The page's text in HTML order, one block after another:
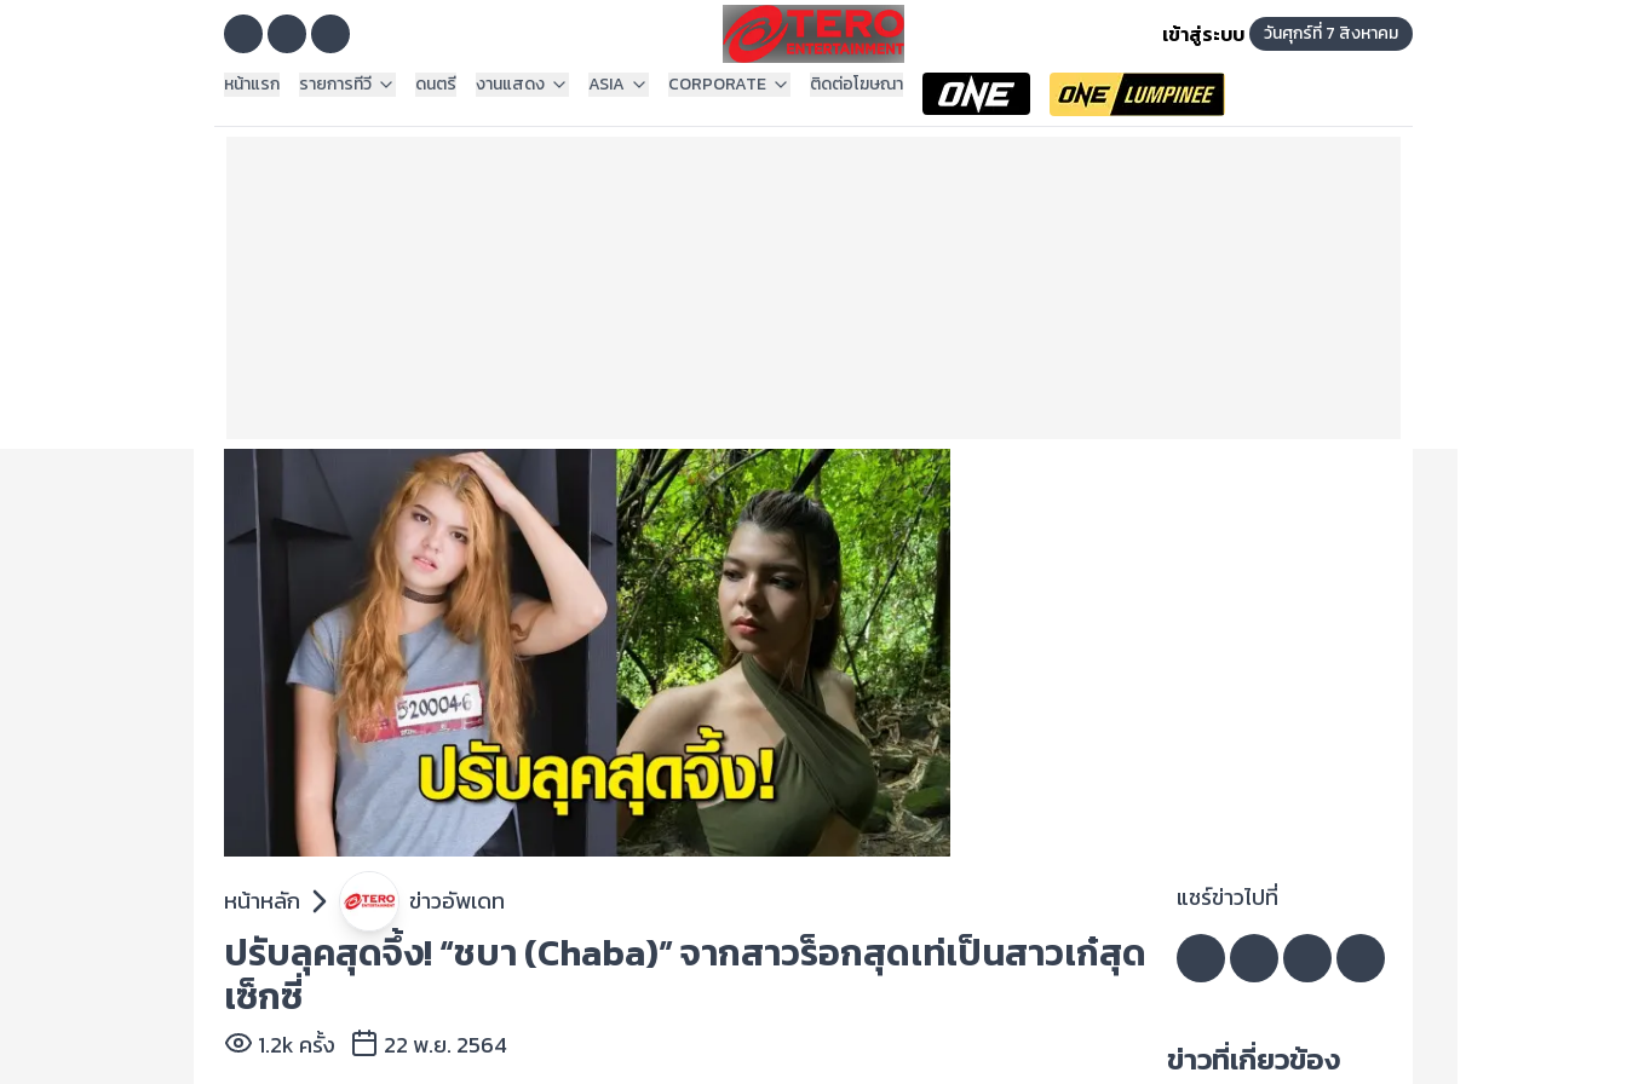
เข้าสู่ระบบ
วันศุกร์ที่ 7 สิงหาคม
หน้าแรก
รายการทีวี ดนตรี งานแสดง ASIA CORPORATE ติดต่อโฆษณา
หน้าหลัก ข่าวอัพเดท
ปรับลุคสุดจึ้ง! “ชบา (Chaba)” จากสาวร็อกสุดเท่เป็นสาวเก๋สุด
เซ็กซี่
1.2k ครั้ง 22 พ.ย. 2564
แชร์ข่าวไปที่
ข่าวที่เกี่ยวข้อง